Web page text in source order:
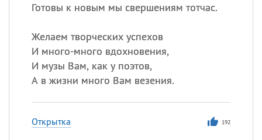
Готовы к новым мы свершениям тотчас.
Желаем творческих успехов
И много-много вдохновения,
И музы Вам, как у поэтов,
А в жизни много Вам везения.
Открытка 192